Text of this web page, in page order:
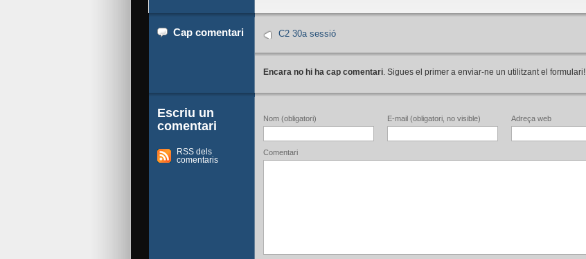
Cap comentari C2 30a sessió
Encara no hi ha cap comentari. Sigues el primer a enviar-ne un utilitzant el formulari!
Escriu un
comentari
RSS dels
comentaris
Nom (obligatori) E-mail (obligatori, no visible) Adreça web
Comentari